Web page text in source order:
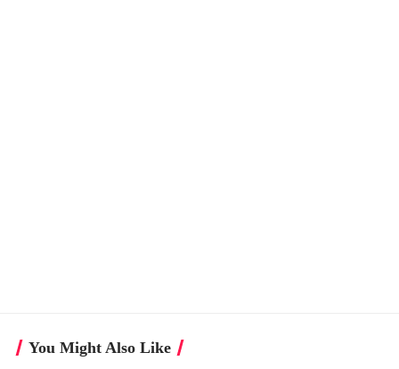
You Might Also Like